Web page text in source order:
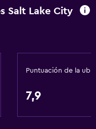
Salt Lake City
Puntuación de la
7,9